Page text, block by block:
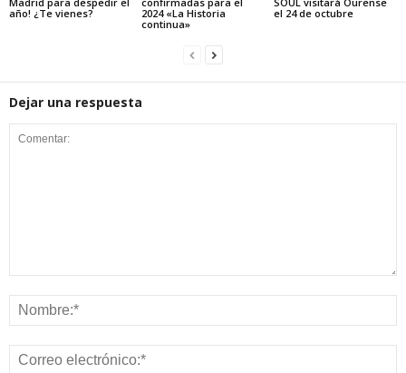
año! ¿Te vienes?
2024 «La Historia
continua»
el 24 de octubre
Dejar una respuesta